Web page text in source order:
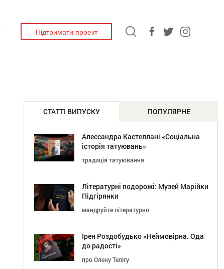
Підтримати проект
СТАТТІ ВИПУСКУ ПОПУЛЯРНЕ
Алессандра Кастеллані «Соціальна
історія татуювань»
традиція татуювання
Літературні подорожі: Музей Марійки
Підгірянки
мандруйте літературно
Ірен Роздобудько «Неймовірна. Ода
до радості»
про Олену Телігу